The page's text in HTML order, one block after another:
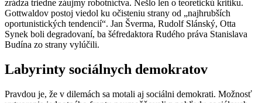
zrádza triedne záujmy robotníctva. Nešlo len o teoretickú kritiku.
Gottwaldov postoj viedol ku očisteniu strany od „najhrubších
oportunistických tendencií“. Jan Šverma, Rudolf Slánský, Otta
Synek boli degradovaní, ba šéfredaktora Rudého práva Stanislava
Budína zo strany vylúčili.
Labyrinty sociálnych demokratov
Pravdou je, že v dilemách sa motali aj sociálni demokrati. Možnosť